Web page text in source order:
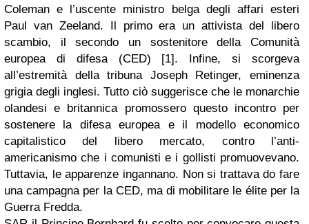
Coleman e l’uscente ministro belga degli affari esteri
Paul van Zeeland. Il primo era un attivista del libero
scambio, il secondo un sostenitore della Comunità
europea di difesa (CED) [1]. Infine, si scorgeva
all’estremità della tribuna Joseph Retinger, eminenza
grigia degli inglesi. Tutto ciò suggerisce che le monarchie
olandesi e britannica promossero questo incontro per
sostenere la difesa europea e il modello economico
capitalistico del libero mercato, contro l’anti-
americanismo che i comunisti e i gollisti promuovevano.
Tuttavia, le apparenze ingannano. Non si trattava do fare
una campagna per la CED, ma di mobilitare le élite per la
Guerra Fredda.